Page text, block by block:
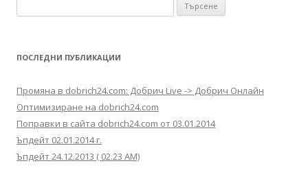
ПОСЛЕДНИ ПУБЛИКАЦИИ
Промяна в dobrich24.com: Добрич Live -> Добрич Онлайн
Оптимизиране на dobrich24.com
Поправки в сайта dobrich24.com от 03.01.2014
Ъпдейт 02.01.2014 г.
Ъпдейт 24.12.2013 ( 02.23 AM)